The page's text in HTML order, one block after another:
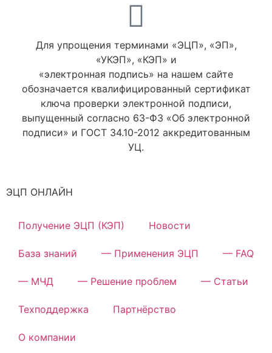
Для упрощения терминами «ЭЦП», «ЭП»,
«УКЭП», «КЭП» и
«электронная подпись» на нашем сайте
обозначается квалифицированный сертификат
ключа проверки электронной подписи,
выпущенный согласно 63-ФЗ «Об электронной
подписи» и ГОСТ 34.10-2012 аккредитованным
УЦ.
ЭЦП ОНЛАЙН
Получение ЭЦП (КЭП) Новости
База знаний — Применения ЭЦП — FAQ
— МЧД — Решение проблем — Статьи
Техподдержка Партнёрство
О компании